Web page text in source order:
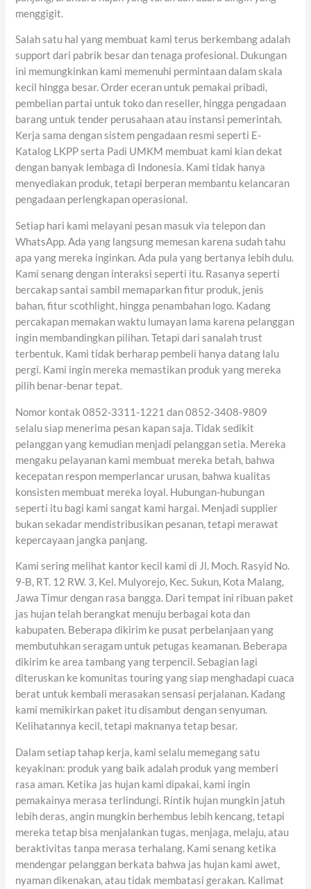
menggigit.
Salah satu hal yang membuat kami terus berkembang adalah
support dari pabrik besar dan tenaga profesional. Dukungan
ini memungkinkan kami memenuhi permintaan dalam skala
kecil hingga besar. Order eceran untuk pemakai pribadi,
pembelian partai untuk toko dan reseller, hingga pengadaan
barang untuk tender perusahaan atau instansi pemerintah.
Kerja sama dengan sistem pengadaan resmi seperti E-
Katalog LKPP serta Padi UMKM membuat kami kian dekat
dengan banyak lembaga di Indonesia. Kami tidak hanya
menyediakan produk, tetapi berperan membantu kelancaran
pengadaan perlengkapan operasional.
Setiap hari kami melayani pesan masuk via telepon dan
WhatsApp. Ada yang langsung memesan karena sudah tahu
apa yang mereka inginkan. Ada pula yang bertanya lebih dulu.
Kami senang dengan interaksi seperti itu. Rasanya seperti
bercakap santai sambil memaparkan fitur produk, jenis
bahan, fitur scothlight, hingga penambahan logo. Kadang
percakapan memakan waktu lumayan lama karena pelanggan
ingin membandingkan pilihan. Tetapi dari sanalah trust
terbentuk. Kami tidak berharap pembeli hanya datang lalu
pergi. Kami ingin mereka memastikan produk yang mereka
pilih benar-benar tepat.
Nomor kontak 0852-3311-1221 dan 0852-3408-9809
selalu siap menerima pesan kapan saja. Tidak sedikit
pelanggan yang kemudian menjadi pelanggan setia. Mereka
mengaku pelayanan kami membuat mereka betah, bahwa
kecepatan respon memperlancar urusan, bahwa kualitas
konsisten membuat mereka loyal. Hubungan-hubungan
seperti itu bagi kami sangat kami hargai. Menjadi supplier
bukan sekadar mendistribusikan pesanan, tetapi merawat
kepercayaan jangka panjang.
Kami sering melihat kantor kecil kami di Jl. Moch. Rasyid No.
9-B, RT. 12 RW. 3, Kel. Mulyorejo, Kec. Sukun, Kota Malang,
Jawa Timur dengan rasa bangga. Dari tempat ini ribuan paket
jas hujan telah berangkat menuju berbagai kota dan
kabupaten. Beberapa dikirim ke pusat perbelanjaan yang
membutuhkan seragam untuk petugas keamanan. Beberapa
dikirim ke area tambang yang terpencil. Sebagian lagi
diteruskan ke komunitas touring yang siap menghadapi cuaca
berat untuk kembali merasakan sensasi perjalanan. Kadang
kami memikirkan paket itu disambut dengan senyuman.
Kelihatannya kecil, tetapi maknanya tetap besar.
Dalam setiap tahap kerja, kami selalu memegang satu
keyakinan: produk yang baik adalah produk yang memberi
rasa aman. Ketika jas hujan kami dipakai, kami ingin
pemakainya merasa terlindungi. Rintik hujan mungkin jatuh
lebih deras, angin mungkin berhembus lebih kencang, tetapi
mereka tetap bisa menjalankan tugas, menjaga, melaju, atau
beraktivitas tanpa merasa terhalang. Kami senang ketika
mendengar pelanggan berkata bahwa jas hujan kami awet,
nyaman dikenakan, atau tidak membatasi gerakan. Kalimat